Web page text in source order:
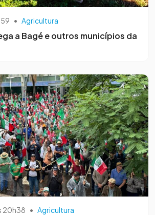
• Agricultura
a Bagé e outros municípios da
20h38 • Agricultura